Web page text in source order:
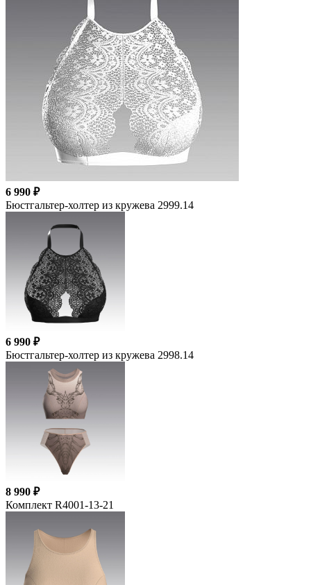
6 990 ₽
Бюстгальтер-холтер из кружева 2999.14
6 990 ₽
Бюстгальтер-холтер из кружева 2998.14
8 990 ₽
Комплект R4001-13-21